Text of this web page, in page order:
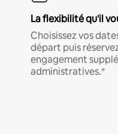
La flexibilité qu'il
Choisissez vos
départ puis
engagement
administratives.*